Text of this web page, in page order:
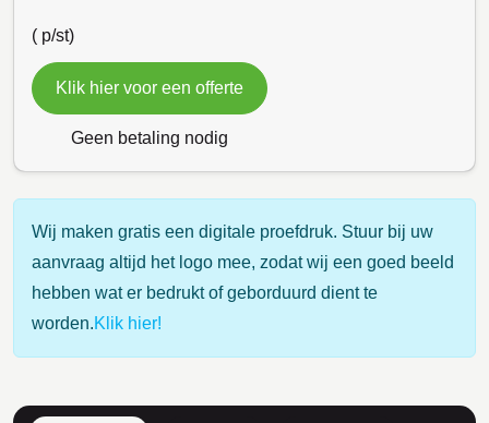
( p/st)
Klik hier voor een offerte
Geen betaling nodig
Wij maken gratis een digitale proefdruk. Stuur bij uw
aanvraag altijd het logo mee, zodat wij een goed beeld
hebben wat er bedrukt of geborduurd dient te
worden.Klik hier!